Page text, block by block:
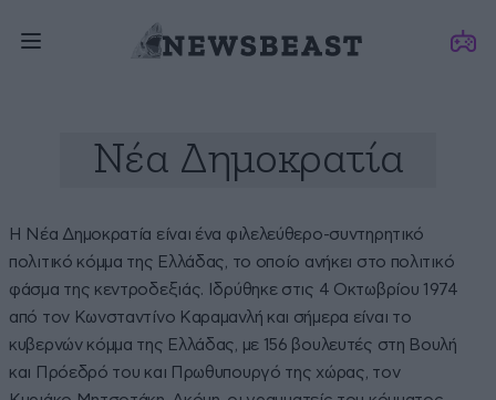
Νέα Δημοκρατία
Η Νέα Δημοκρατία είναι ένα φιλελεύθερο-συντηρητικό
πολιτικό κόμμα της Ελλάδας, το οποίο ανήκει στο πολιτικό
φάσμα της κεντροδεξιάς. Ιδρύθηκε στις 4 Οκτωβρίου 1974
από τον Κωνσταντίνο Καραμανλή και σήμερα είναι το
κυβερνών κόμμα της Ελλάδας, με 156 βουλευτές στη Βουλή
και Πρόεδρό του και Πρωθυπουργό της χώρας, τον